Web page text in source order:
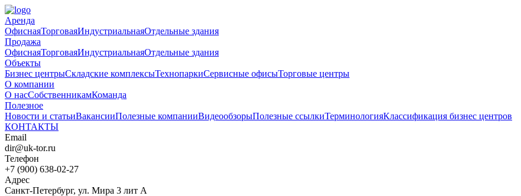
Аренда
ОфиснаяТорговаяИндустриальнаяОтдельные здания
Продажа
ОфиснаяТорговаяИндустриальнаяОтдельные здания
Объекты
Бизнес центрыСкладские комплексыТехнопаркиСервисные офисыТорговые центры
О компании
О насСобственникамКоманда
Полезное
Новости и статьиВакансииПолезные компанииВидеообзорыПолезные ссылкиТерминологияКлассификация бизнес центров
КОНТАКТЫ
Email
dir@uk-tor.ru
Телефон
+7 (900) 638-02-27
Адрес
Санкт-Петербург, ул. Мира 3 лит А